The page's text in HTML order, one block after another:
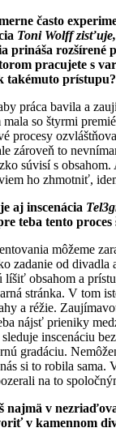
často
Toni Wolff
prináša rozšírené
pracujete s
takémuto prístupu?
práca bavila a
mala so štyrmi
procesy
zároveň to
súvisí s
ho zhmotniť,
aj inscenácia
teba tento proces
môžeme
zadanie od divadla
líšiť obsahom a
stránka. V tom
a réžie.
nájsť prieniky
inscenáciu
gradáciu.
si to robila sama.
na to
najmä v
v kamennom